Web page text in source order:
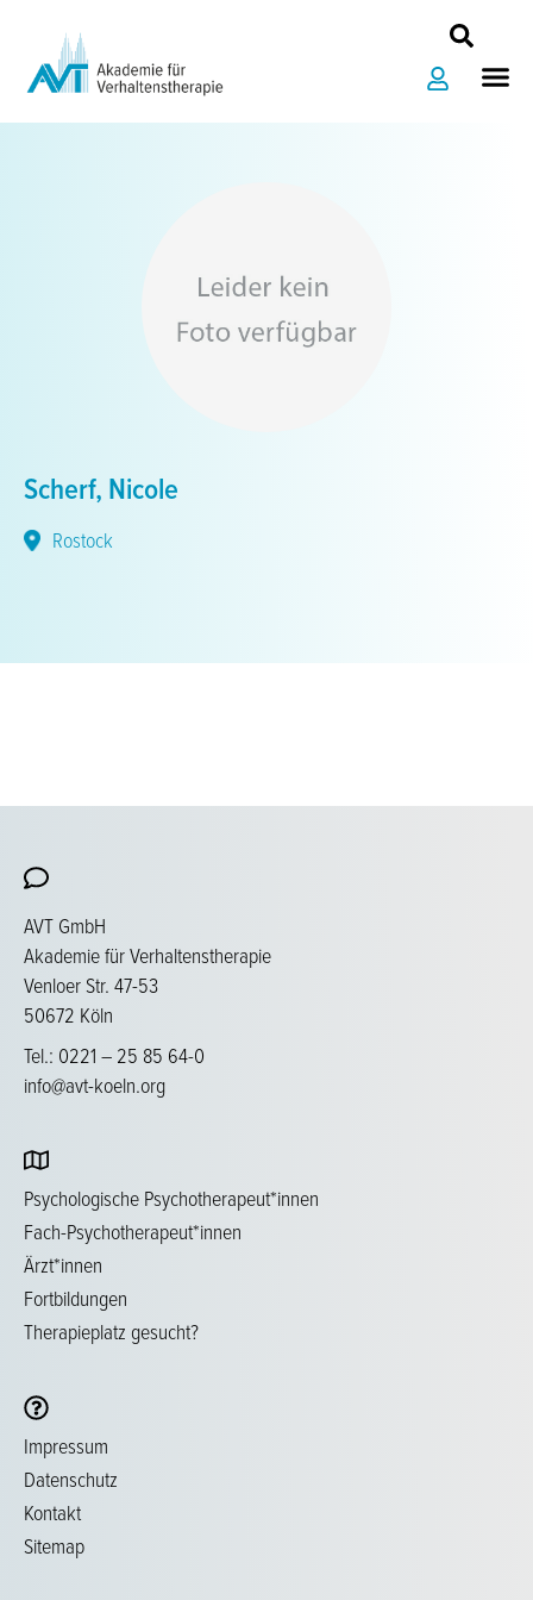
springen
Scherf, Nicole
Rostock
AVT GmbH
Akademie für Verhaltenstherapie
Venloer Str. 47-53
50672 Köln
Tel.: 0221 – 25 85 64-0
info@avt-koeln.org
Psychologische Psychotherapeut*innen
Fach-Psychotherapeut*innen
Ärzt*innen
Fortbildungen
Therapieplatz gesucht?
Impressum
Datenschutz
Kontakt
Sitemap